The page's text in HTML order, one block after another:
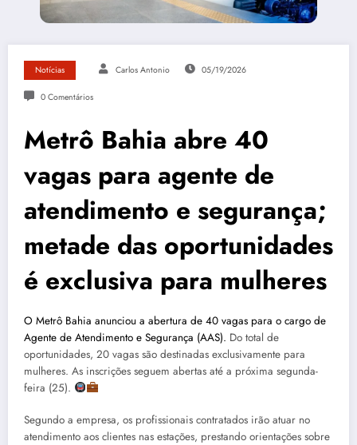
Notícias Carlos Antonio 05/19/2026
0 Comentários
Metrô Bahia abre 40
vagas para agente de
atendimento e segurança;
metade das oportunidades
é exclusiva para mulheres
O Metrô Bahia anunciou a abertura de 40 vagas para o cargo de
Agente de Atendimento e Segurança (AAS). Do total de
oportunidades, 20 vagas são destinadas exclusivamente para
mulheres. As inscrições seguem abertas até a próxima segunda-
feira (25).
Segundo a empresa, os profissionais contratados irão atuar no
atendimento aos clientes nas estações, prestando orientações sobre